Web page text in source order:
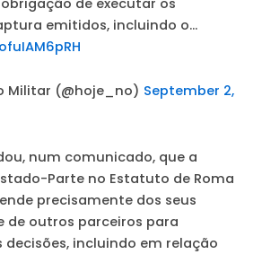
emitidos, incluindo o…
Militar (@hoje_no) September 2,
num comunicado, que a
Parte no Estatuto de Roma
precisamente dos seus
de outros parceiros para
decisões, incluindo em relação